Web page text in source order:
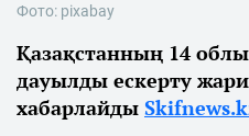
Фото: pixabay
Қазақстанның 14
дауылды ескерту
хабарлайды